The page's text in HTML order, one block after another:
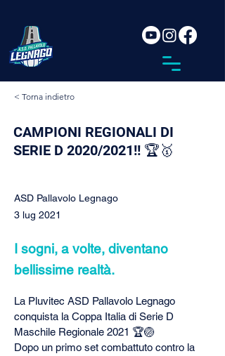
< Torna indietro
CAMPIONI REGIONALI DI
SERIE D 2020/2021!! 🏆🥇
ASD Pallavolo Legnago
3 lug 2021
I sogni, a volte, diventano
bellissime realtà.
La Pluvitec ASD Pallavolo Legnago
conquista la Coppa Italia di Serie D
Maschile Regionale 2021 🏆🏐
Dopo un primo set combattuto contro la